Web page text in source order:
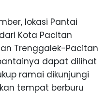
lokasi Pantai
Kota Pacitan
Trenggalek-Pacitan
dapat dilihat
ramai dikunjungi
tempat berburu